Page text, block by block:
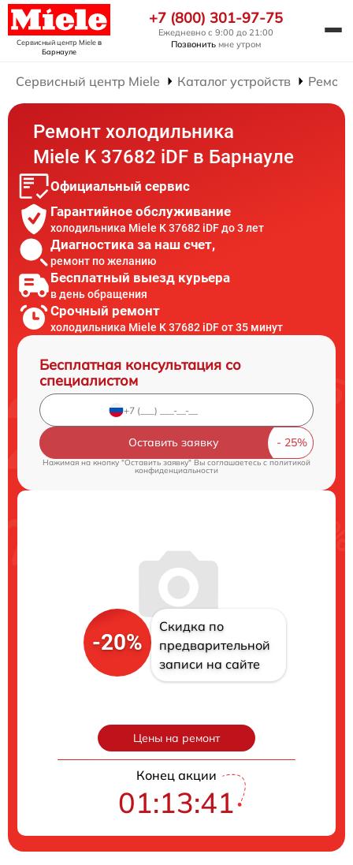
Сервисный центр Mieleв
Барнауле
+7 (800) 301-97-75
Ежедневно с 9:00 до 21:00
Позвонить мне утром
Сервисный центр Miele Каталог устройств
Ремонт холодильника
Miele K 37682 iDF в Барнауле
Официальный сервис
Гарантийное обслуживание
холодильника Miele K 37682 iDF до 3 лет
Диагностика за наш счет,
ремонт по желанию
Бесплатный выезд курьера
в день обращения
Срочный ремонт
холодильника Miele K 37682 iDF от 35 минут
Бесплатная консультация со
специалистом
Оставить заявку
Нажимая на кнопку "Оставить заявку" Вы соглашаетесь cполитикой
конфиденциальности
-20%
Скидка по
предварительной
записи на сайте
Цены на ремонт
Конец акции
01:13:40